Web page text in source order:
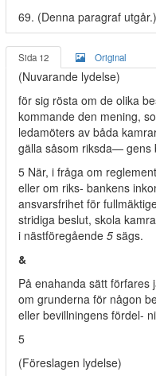
69. (Denna paragraf utgår.)
Sida 12 Original
(Nuvarande lydelse)
för sig rösta om de olika
kommande den mening,
ledamöters av båda
gälla såsom riksda— gens
5 När, i fråga om
eller om riks- bankens
ansvarsfrihet för
stridiga beslut, skola
i nästföregående 5 sägs.
&
På enahanda sätt förfares
om grunderna för någon
eller bevillningens fördel-
5
(Föreslagen lydelse)